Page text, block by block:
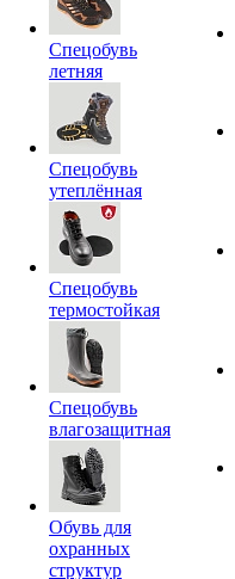
Спецобувь
летняя
Спецобувь
утеплённая
Спецобувь
термостойкая
Спецобувь
влагозащитная
Обувь для
охранных
структур